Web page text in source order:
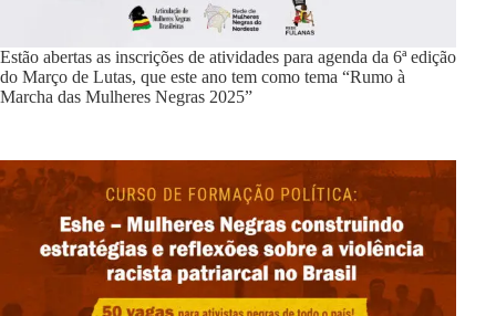
Estão abertas as inscrições de atividades para agenda da 6ª edição
do Março de Lutas, que este ano tem como tema “Rumo à
Marcha das Mulheres Negras 2025”